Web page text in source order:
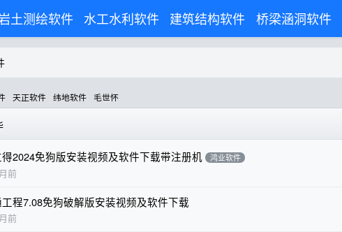
土测绘软件 水工水利软件 建筑结构软件 桥梁涵洞软件
天正软件 纬地软件 毛世怀
2024免狗版安装视频及软件下载带注册机 鸿业软件
前
程7.08免狗破解版安装视频及软件下载
前